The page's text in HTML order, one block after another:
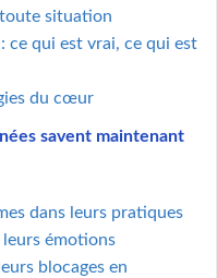
situation
ce qui est vrai, ce qui est
du cœur
savent maintenant
dans leurs pratiques
émotions
blocages en